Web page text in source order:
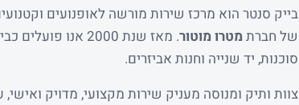
בייק סנטר הוא מרכז שירות מורשה לאופנועים
של חברת מטרו מוטור
. מאז שנת 2000
סוכנות, יד שנייה וחנות אביזרים.
צוות ותיק ומנוסה מעניק שירות מקצועי, מדויק